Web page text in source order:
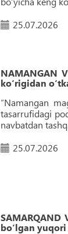
25.07.2026
NAMANGAN
ko‘rigidan
“Namangan
tasarrufidagi
navbatdan
25.07.2026
bo‘lgan